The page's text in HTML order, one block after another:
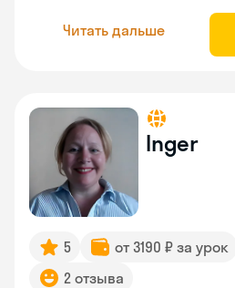
Читать дальше
Inger
5 от 3190 ₽ за урок
2 отзыва